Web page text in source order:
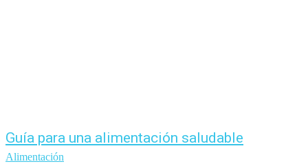
Guía para una alimentación saludable
Alimentación